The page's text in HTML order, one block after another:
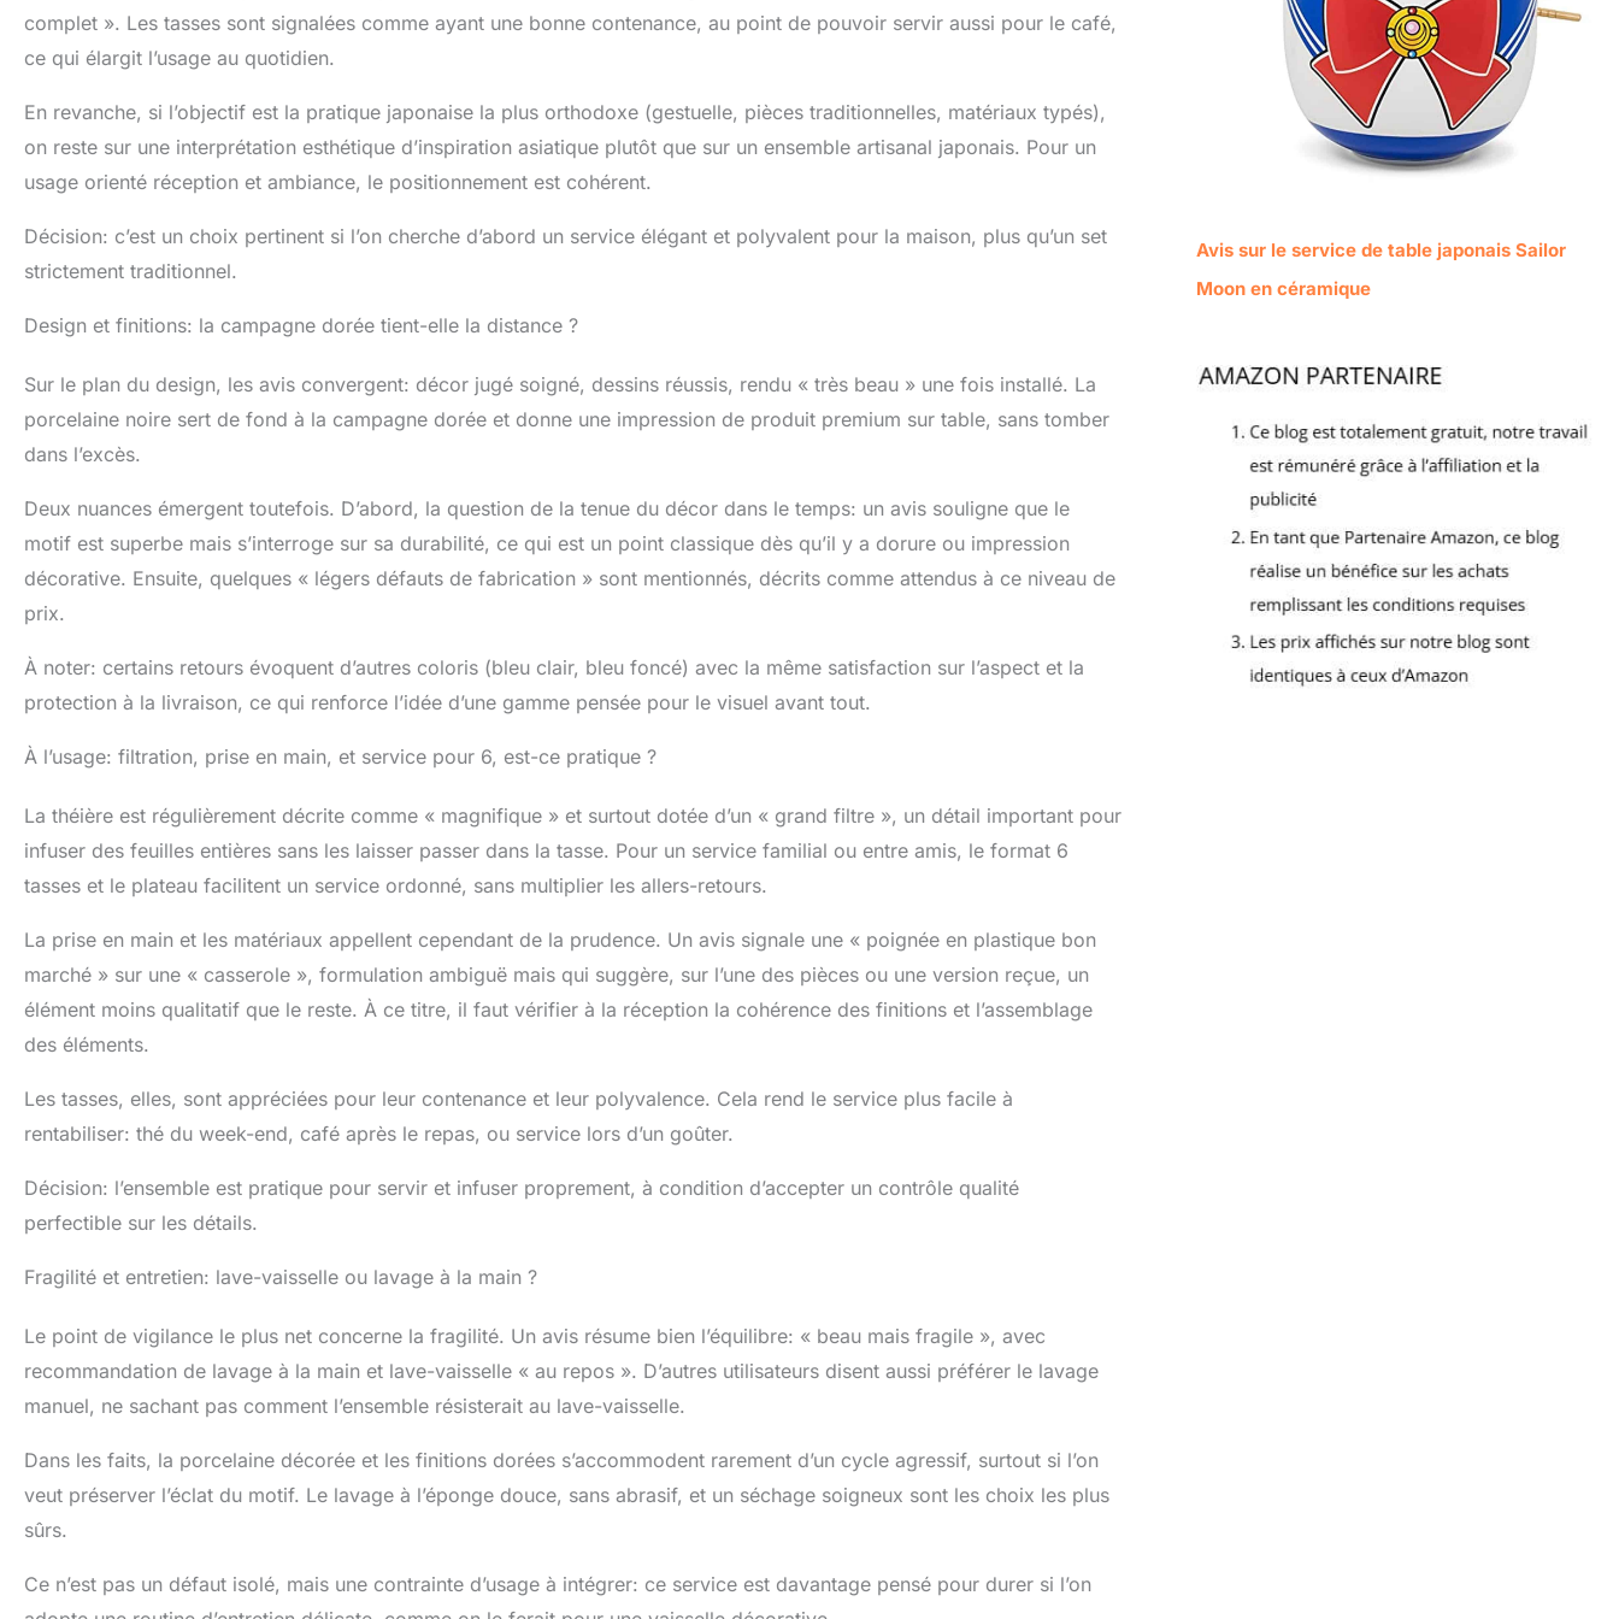
''/31 cm * 8,7 ''/22 cm) . Le service à thé est fait de kaolin de minerai naturel
produits et services exceptionnels. En cas de pièces manquantes ou
endommagées lors du transport, veuillez nous contacter sans délai. Nous
vous aiderons à résoudre le problème.
complet ». Les tasses sont signalées comme ayant une bonne contenance, au point de pouvoir servir aussi pour le café,
ce qui élargit l’usage au quotidien.
En revanche, si l’objectif est la pratique japonaise la plus orthodoxe (gestuelle, pièces traditionnelles, matériaux typés),
on reste sur une interprétation esthétique d’inspiration asiatique plutôt que sur un ensemble artisanal japonais. Pour un
usage orienté réception et ambiance, le positionnement est cohérent.
Décision: c’est un choix pertinent si l’on cherche d’abord un service élégant et polyvalent pour la maison, plus qu’un set
strictement traditionnel.
Design et finitions: la campagne dorée tient-elle la distance ?
Sur le plan du design, les avis convergent: décor jugé soigné, dessins réussis, rendu « très beau » une fois installé. La
porcelaine noire sert de fond à la campagne dorée et donne une impression de produit premium sur table, sans tomber
dans l’excès.
Deux nuances émergent toutefois. D’abord, la question de la tenue du décor dans le temps: un avis souligne que le
motif est superbe mais s’interroge sur sa durabilité, ce qui est un point classique dès qu’il y a dorure ou impression
décorative. Ensuite, quelques « légers défauts de fabrication » sont mentionnés, décrits comme attendus à ce niveau de
prix.
À noter: certains retours évoquent d’autres coloris (bleu clair, bleu foncé) avec la même satisfaction sur l’aspect et la
protection à la livraison, ce qui renforce l’idée d’une gamme pensée pour le visuel avant tout.
À l’usage: filtration, prise en main, et service pour 6, est-ce pratique ?
La théière est régulièrement décrite comme « magnifique » et surtout dotée d’un « grand filtre », un détail important pour
infuser des feuilles entières sans les laisser passer dans la tasse. Pour un service familial ou entre amis, le format 6
tasses et le plateau facilitent un service ordonné, sans multiplier les allers-retours.
La prise en main et les matériaux appellent cependant de la prudence. Un avis signale une « poignée en plastique bon
marché » sur une « casserole », formulation ambiguë mais qui suggère, sur l’une des pièces ou une version reçue, un
élément moins qualitatif que le reste. À ce titre, il faut vérifier à la réception la cohérence des finitions et l’assemblage
des éléments.
Les tasses, elles, sont appréciées pour leur contenance et leur polyvalence. Cela rend le service plus facile à
rentabiliser: thé du week-end, café après le repas, ou service lors d’un goûter.
Décision: l’ensemble est pratique pour servir et infuser proprement, à condition d’accepter un contrôle qualité
perfectible sur les détails.
Fragilité et entretien: lave-vaisselle ou lavage à la main ?
Le point de vigilance le plus net concerne la fragilité. Un avis résume bien l’équilibre: « beau mais fragile », avec
recommandation de lavage à la main et lave-vaisselle « au repos ». D’autres utilisateurs disent aussi préférer le lavage
manuel, ne sachant pas comment l’ensemble résisterait au lave-vaisselle.
Dans les faits, la porcelaine décorée et les finitions dorées s’accommodent rarement d’un cycle agressif, surtout si l’on
veut préserver l’éclat du motif. Le lavage à l’éponge douce, sans abrasif, et un séchage soigneux sont les choix les plus
sûrs.
Ce n’est pas un défaut isolé, mais une contrainte d’usage à intégrer: ce service est davantage pensé pour durer si l’on
Avis sur le service de table japonais Sailor
Moon en céramique